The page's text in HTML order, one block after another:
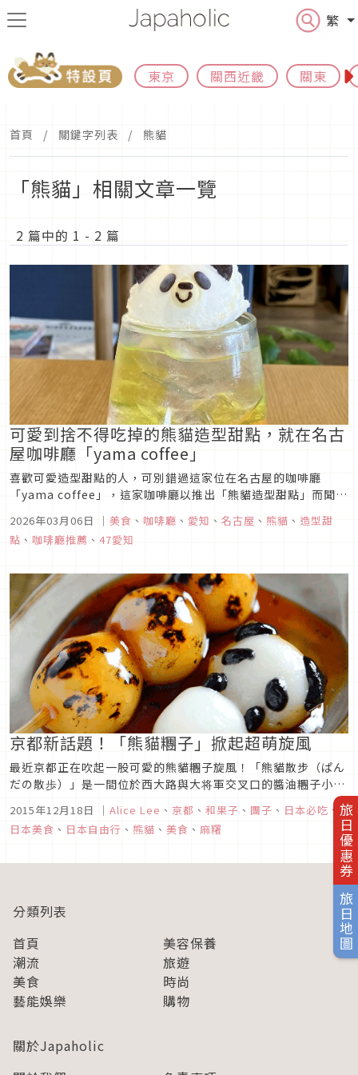
繁
東京 關西近畿 關東
旅日優惠券
旅日地圖
首頁 關鍵字列表 熊貓
「熊貓」相關文章一覽
2 篇中的 1 - 2 篇
可愛到捨不得吃掉的熊貓造型甜點，就在名古
屋咖啡廳「yama coffee」
喜歡可愛造型甜點的人，可別錯過這家位在名古屋的咖啡廳
「yama coffee」，這家咖啡廳以推出「熊貓造型甜點」而聞
名，每一次推出的期間限定熊貓甜點，都可愛到讓人捨不得吃下
肚！究竟店家端出了哪些可愛的熊貓造型甜點呢？就讓我們繼續
看下去吧！
2026年03月06日 ｜ 美食 、 咖啡廳 、 愛知 、 名古屋 、 熊貓 、 造型甜
點 、 咖啡廳推薦 、 47愛知
京都新話題！「熊貓糰子」掀起超萌旋風
最近京都正在吹起一股可愛的熊貓糰子旋風！「熊貓散步（ぱん
だの散歩）」是一間位於西大路與大将軍交叉口的醬油糰子小
店，店內招牌是熊貓造型的糰子，重點是不只造型超萌，而且價
錢也超親民的！
2015年12月18日 ｜ Alice Lee 、 京都 、 和果子 、 團子 、 日本必吃 、
日本美食 、 日本自由行 、 熊貓 、 美食 、 麻糬
分類列表
首頁
美容保養
潮流
旅遊
美食
時尚
藝能娛樂
購物
關於Japaholic